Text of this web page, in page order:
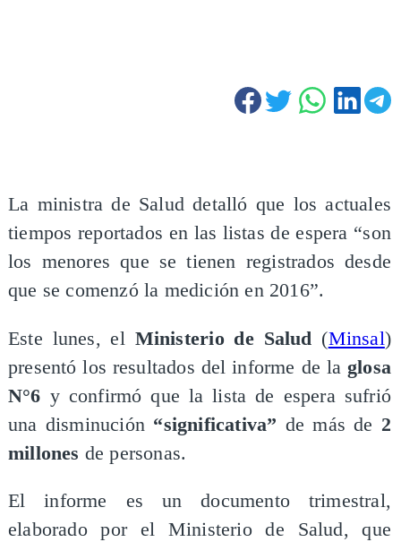
La ministra de Salud detalló que los actuales
tiempos reportados en las listas de espera “son
los menores que se tienen registrados desde
que se comenzó la medición en 2016”.
Este lunes, el Ministerio de Salud (Minsal)
presentó los resultados del informe de la glosa
N°6 y confirmó que la lista de espera sufrió
una disminución “significativa” de más de 2
millones de personas.
El informe es un documento trimestral,
elaborado por el Ministerio de Salud, que